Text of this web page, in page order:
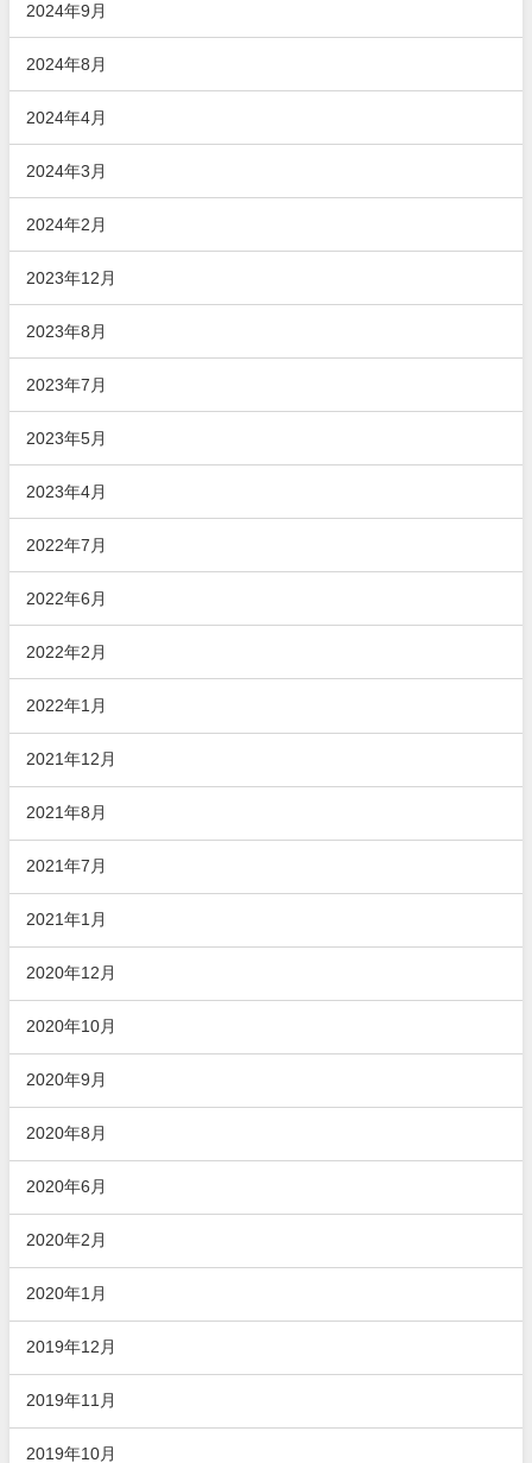
2024年9月
2024年8月
2024年4月
2024年3月
2024年2月
2023年12月
2023年8月
2023年7月
2023年5月
2023年4月
2022年7月
2022年6月
2022年2月
2022年1月
2021年12月
2021年8月
2021年7月
2021年1月
2020年12月
2020年10月
2020年9月
2020年8月
2020年6月
2020年2月
2020年1月
2019年12月
2019年11月
2019年10月